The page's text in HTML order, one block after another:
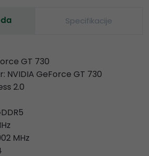
Specifikacije
GT 730
NVIDIA GeForce GT 730
2.0
MHz